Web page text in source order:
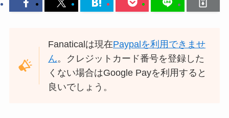
Fanaticalは現在Paypalを利用できませ
ん。クレジットカード番号を登録した
くない場合はGoogle Payを利用すると
良いでしょう。